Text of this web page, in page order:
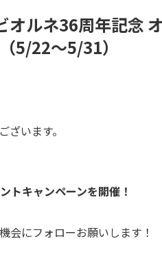
オルネ36周年記念
5/22～5/31）
います。
トキャンペーンを開催！
会にフォローお願いします！